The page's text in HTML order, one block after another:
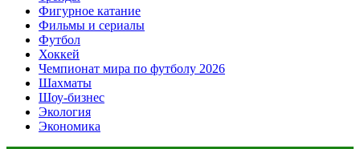
Фигурное катание
Фильмы и сериалы
Футбол
Хоккей
Чемпионат мира по футболу 2026
Шахматы
Шоу-бизнес
Экология
Экономика